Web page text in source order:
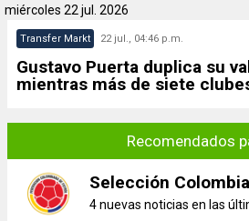
miércoles 22 jul. 2026
Transfer Markt 22 jul., 04:46 p.m.
Gustavo Puerta duplica su
mientras más de siete
Recomendados
Selección Colombia
4 nuevas noticias en las